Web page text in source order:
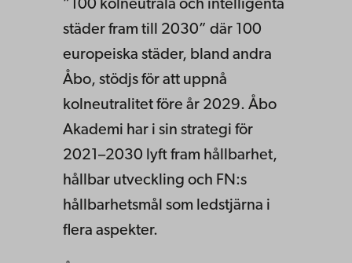
”100 kolneutrala och intelligenta
städer fram till 2030” där 100
europeiska städer, bland andra
Åbo, stödjs för att uppnå
kolneutralitet före år 2029. Åbo
Akademi har i sin strategi för
2021–2030 lyft fram hållbarhet,
hållbar utveckling och FN:s
hållbarhetsmål som ledstjärna i
flera aspekter.